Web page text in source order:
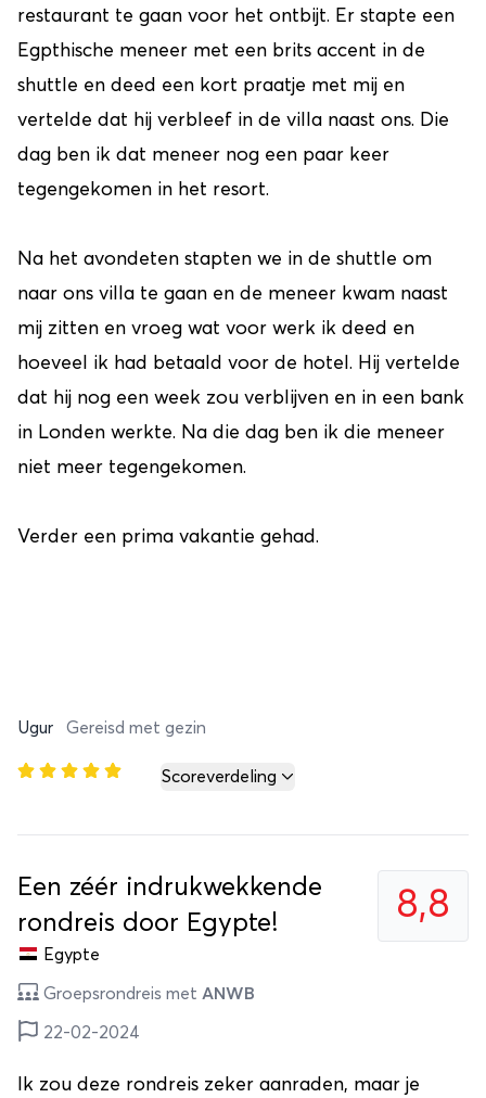
restaurant te gaan voor het ontbijt. Er stapte een
Egpthische meneer met een brits accent in de
shuttle en deed een kort praatje met mij en
vertelde dat hij verbleef in de villa naast ons. Die
dag ben ik dat meneer nog een paar keer
tegengekomen in het resort.
Na het avondeten stapten we in de shuttle om
naar ons villa te gaan en de meneer kwam naast
mij zitten en vroeg wat voor werk ik deed en
hoeveel ik had betaald voor de hotel. Hij vertelde
dat hij nog een week zou verblijven en in een bank
in Londen werkte. Na die dag ben ik die meneer
niet meer tegengekomen.
Verder een prima vakantie gehad.
Ugur Gereisd met gezin
Scoreverdeling
8,8
Een zéér indrukwekkende
rondreis door Egypte!
Egypte
Groepsrondreis met ANWB
22-02-2024
Ik zou deze rondreis zeker aanraden, maar je